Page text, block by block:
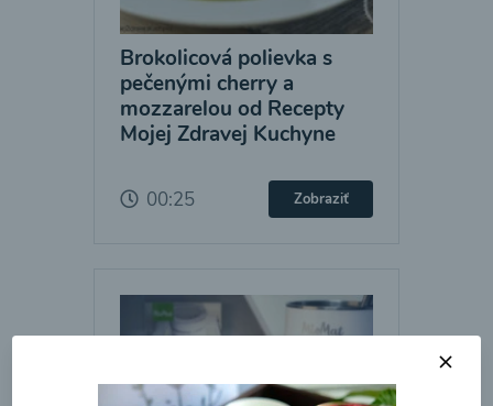
Brokolicová polievka s
pečenými cherry a
mozzarelou od Recepty
Mojej Zdravej Kuchyne
00:25 Zobraziť